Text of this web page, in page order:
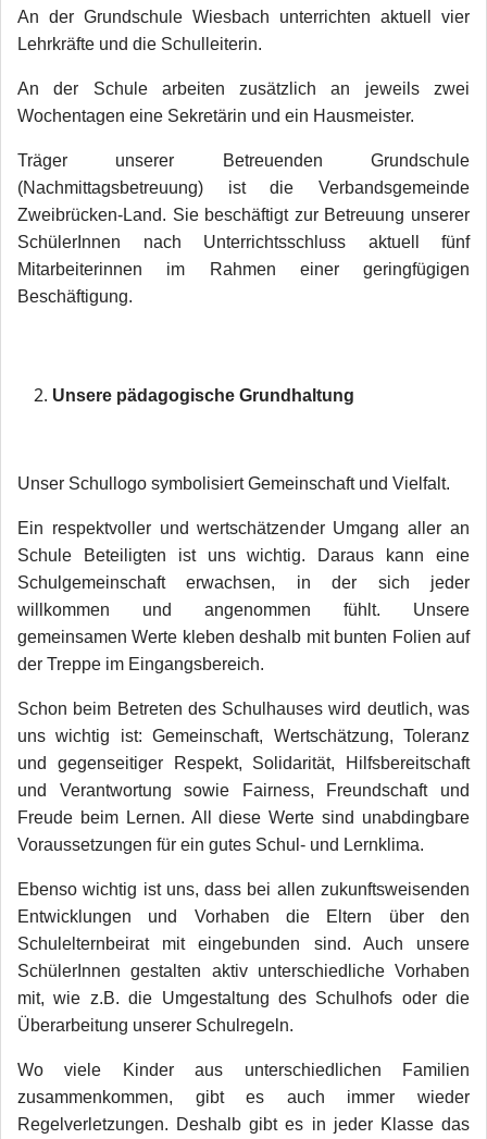
An der Grundschule Wiesbach unterrichten aktuell vier
Lehrkräfte und die Schulleiterin.
An der Schule arbeiten zusätzlich an jeweils zwei
Wochentagen eine Sekretärin und ein Hausmeister.
Träger unserer Betreuenden Grundschule
(Nachmittagsbetreuung) ist die Verbandsgemeinde
Zweibrücken-Land. Sie beschäftigt zur Betreuung unserer
SchülerInnen nach Unterrichtsschluss aktuell fünf
Mitarbeiterinnen im Rahmen einer geringfügigen
Beschäftigung.
Unsere pädagogische Grundhaltung
Unser Schullogo symbolisiert Gemeinschaft und Vielfalt.
Ein respektvoller und wertschätzender Umgang aller an
Schule Beteiligten ist uns wichtig. Daraus kann eine
Schulgemeinschaft erwachsen, in der sich jeder
willkommen und angenommen fühlt. Unsere
gemeinsamen Werte kleben deshalb mit bunten Folien auf
der Treppe im Eingangsbereich.
Schon beim Betreten des Schulhauses wird deutlich, was
uns wichtig ist: Gemeinschaft, Wertschätzung, Toleranz
und gegenseitiger Respekt, Solidarität, Hilfsbereitschaft
und Verantwortung sowie Fairness, Freundschaft und
Freude beim Lernen. All diese Werte sind unabdingbare
Voraussetzungen für ein gutes Schul- und Lernklima.
Ebenso wichtig ist uns, dass bei allen zukunftsweisenden
Entwicklungen und Vorhaben die Eltern über den
Schulelternbeirat mit eingebunden sind. Auch unsere
SchülerInnen gestalten aktiv unterschiedliche Vorhaben
mit, wie z.B. die Umgestaltung des Schulhofs oder die
Überarbeitung unserer Schulregeln.
Wo viele Kinder aus unterschiedlichen Familien
zusammenkommen, gibt es auch immer wieder
Regelverletzungen. Deshalb gibt es in jeder Klasse das